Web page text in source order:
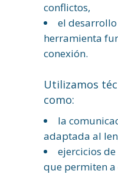
conflictos,
el
herramienta
conexión.
Utilizamos
como:
la
adaptada al
ejercicios
que permiten